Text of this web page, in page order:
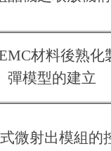
材料後熟化
彈模型的建立
微射出模組的